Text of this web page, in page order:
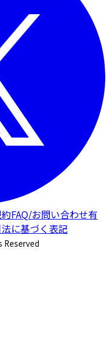
FAQ/お問い合わせ有
に基づく表記
Reserved